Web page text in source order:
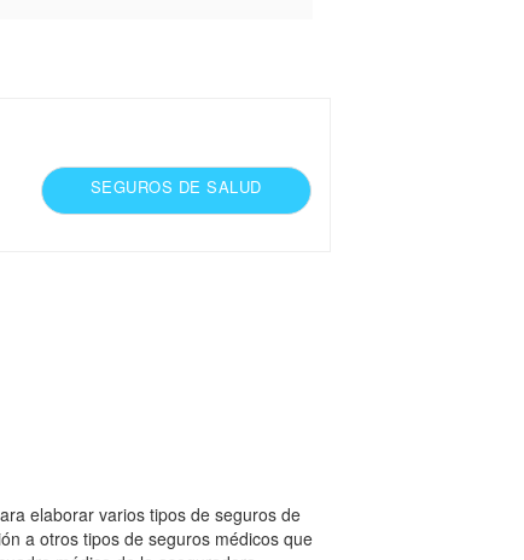
SEGUROS DE SALUD
elaborar varios tipos de seguros de
a otros tipos de seguros médicos que